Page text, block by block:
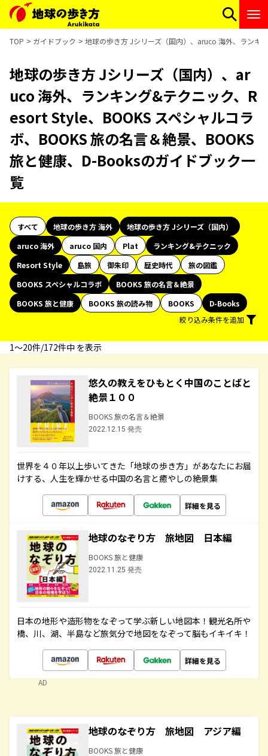
TOP ガイドブック 地球の歩き方 Jシリーズ（国内）、aruco 海外、ランキ
地球の歩き方 Jシリーズ（国内）、ar
uco 海外、ランキング&テクニック、R
esort Style、BOOKS スペシャルコラ
ボ、BOOKS 旅の名言＆絶景、BOOKS
旅と健康、D-Booksのガイドブック一
覧
すべて 地球の歩き方 海外
地球の歩き方 Jシリーズ（国内）
aruco 海外
aruco 国内 Plat
ランキング&テクニック
Resort Style
島旅 御朱印 歴史時代
旅の図鑑
BOOKS スペシャルコラボ
BOOKS 旅の名言＆絶景
BOOKS 旅と健康
BOOKS 旅の読み物 BOOKS
D-Books
絞り込み条件を追加
1〜20件/172件中 を表示
悠久の教えをひもとく中国のことばと
絶景１００
BOOKS 旅の名言＆絶景
2022.12.15 発売
世界を４０年以上歩いてきた「地球の歩き方」があなたにお届
けする、人生を輝かせる中国の名言と癒やしの絶景集
詳細を見る
地球のなぞり方 旅地図 日本編
BOOKS 旅と健康
2022.11.25 発売
日本の地形や造形物をなぞって学ぶ新しい地図本！観光名所や
橋、川、湖、半島など旅気分で地図をなぞって脳もイキイキ！
詳細を見る
AD
地球のなぞり方 旅地図 アジア編
BOOKS 旅と健康